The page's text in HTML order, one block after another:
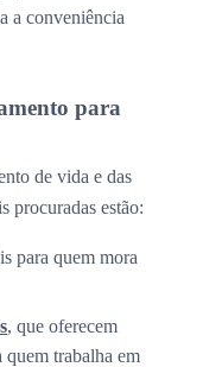
a conveniência
para
de vida e das
procuradas estão:
para quem mora
, que oferecem
quem trabalha em